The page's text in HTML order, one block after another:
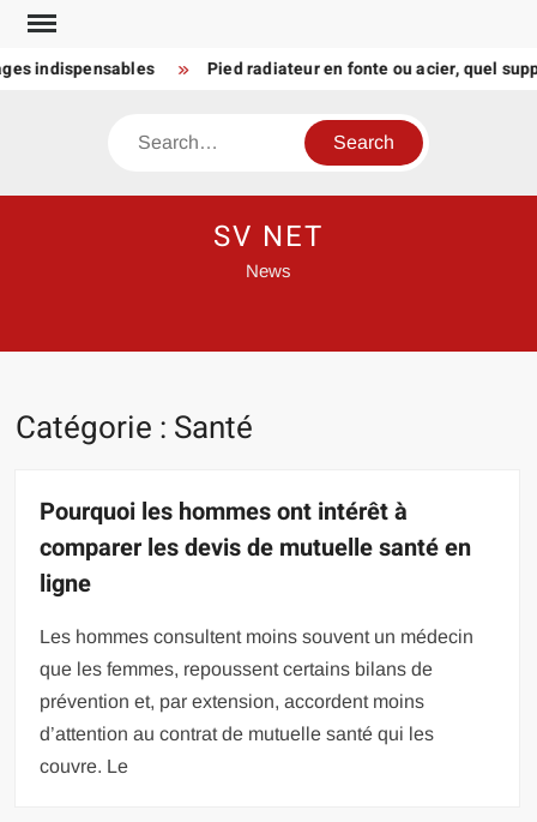
Skip
content
Pied radiateur en fonte ou acier, quel support
Search
SV NET
News
Catégorie : Santé
Pourquoi les hommes ont intérêt à
comparer les devis de mutuelle santé en
ligne
Les hommes consultent moins souvent un médecin
que les femmes, repoussent certains bilans de
prévention et, par extension, accordent moins
d’attention au contrat de mutuelle santé qui les
couvre. Le